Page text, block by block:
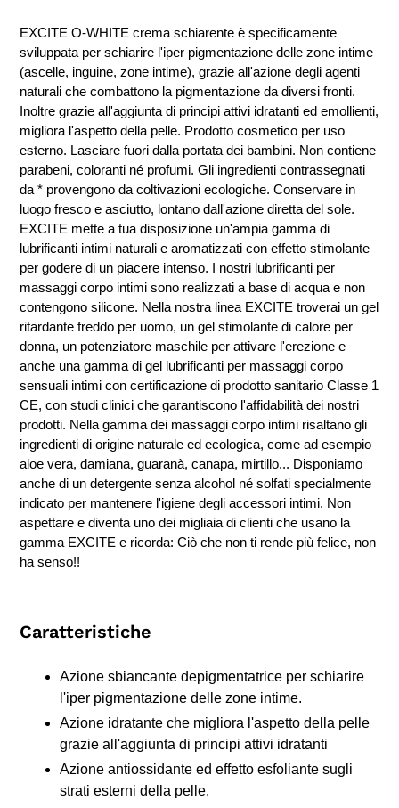
EXCITE O-WHITE crema schiarente è specificamente
sviluppata per schiarire l'iper pigmentazione delle zone intime
(ascelle, inguine, zone intime), grazie all'azione degli agenti
naturali che combattono la pigmentazione da diversi fronti.
Inoltre grazie all'aggiunta di principi attivi idratanti ed emollienti,
migliora l'aspetto della pelle. Prodotto cosmetico per uso
esterno. Lasciare fuori dalla portata dei bambini. Non contiene
parabeni, coloranti né profumi. Gli ingredienti contrassegnati
da * provengono da coltivazioni ecologiche. Conservare in
luogo fresco e asciutto, lontano dall'azione diretta del sole.
EXCITE mette a tua disposizione un'ampia gamma di
lubrificanti intimi naturali e aromatizzati con effetto stimolante
per godere di un piacere intenso. I nostri lubrificanti per
massaggi corpo intimi sono realizzati a base di acqua e non
contengono silicone. Nella nostra linea EXCITE troverai un gel
ritardante freddo per uomo, un gel stimolante di calore per
donna, un potenziatore maschile per attivare l'erezione e
anche una gamma di gel lubrificanti per massaggi corpo
sensuali intimi con certificazione di prodotto sanitario Classe 1
CE, con studi clinici che garantiscono l'affidabilità dei nostri
prodotti. Nella gamma dei massaggi corpo intimi risaltano gli
ingredienti di origine naturale ed ecologica, come ad esempio
aloe vera, damiana, guaranà, canapa, mirtillo... Disponiamo
anche di un detergente senza alcohol né solfati specialmente
indicato per mantenere l'igiene degli accessori intimi. Non
aspettare e diventa uno dei migliaia di clienti che usano la
gamma EXCITE e ricorda: Ciò che non ti rende più felice, non
ha senso!!
Caratteristiche
Azione sbiancante depigmentatrice per schiarire
l'iper pigmentazione delle zone intime.
Azione idratante che migliora l'aspetto della pelle
grazie all'aggiunta di principi attivi idratanti
Azione antiossidante ed effetto esfoliante sugli
strati esterni della pelle.